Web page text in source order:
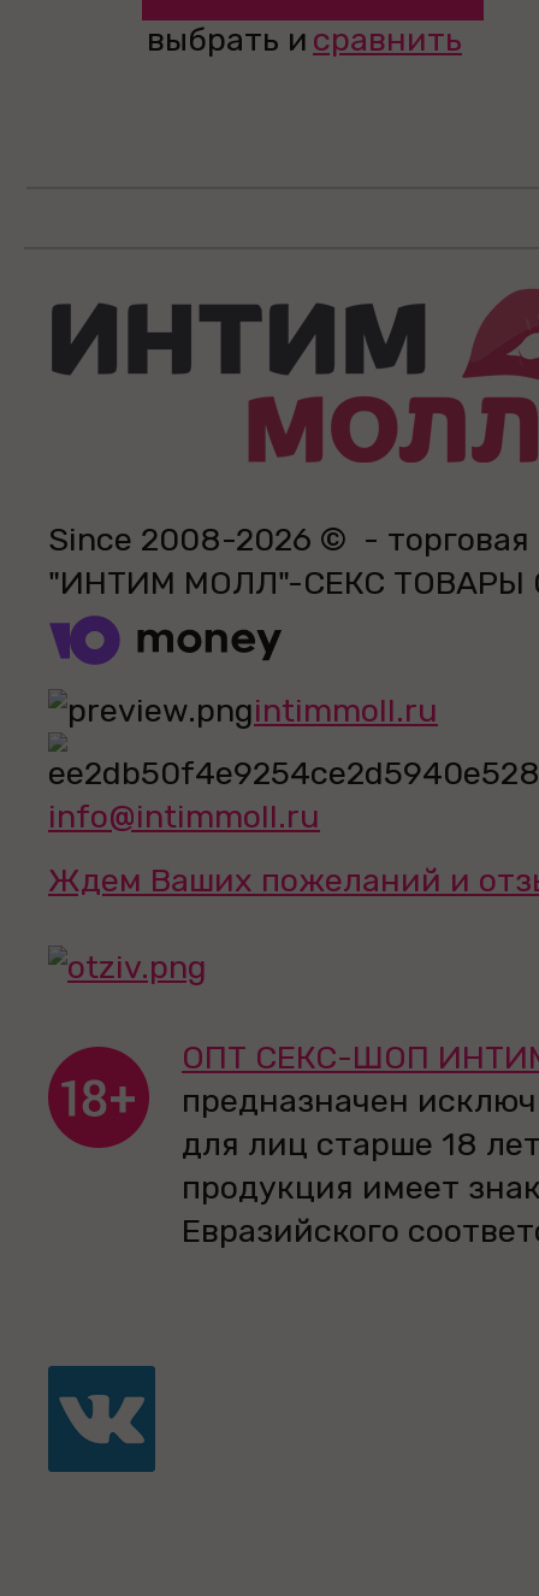
выбрать и сравнить
Since 2008-2026 © - торговая
"ИНТИМ МОЛЛ"-СЕКС
intimmoll.ru
info@intimmoll.ru
Ждем Ваших пожеланий и
ОПТ СЕКС-ШОП
предназначен
для лиц старше 18
продукция имеет
Евразийского